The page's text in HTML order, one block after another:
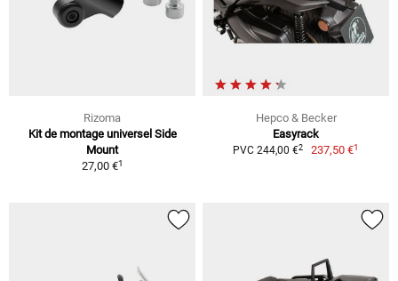
Rizoma
Kit de montage universel Side
Mount
27,00 €1
Hepco & Becker
Easyrack
PVC 244,00 €2 237,50 €1